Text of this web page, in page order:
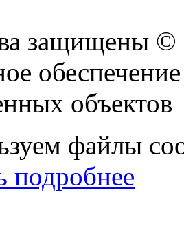
защищены ©
объектов
файлы
подробнее